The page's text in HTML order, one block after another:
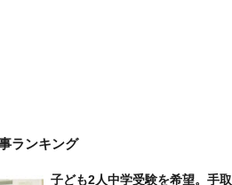
ランキング
子ども2人中学受験を希望。手取